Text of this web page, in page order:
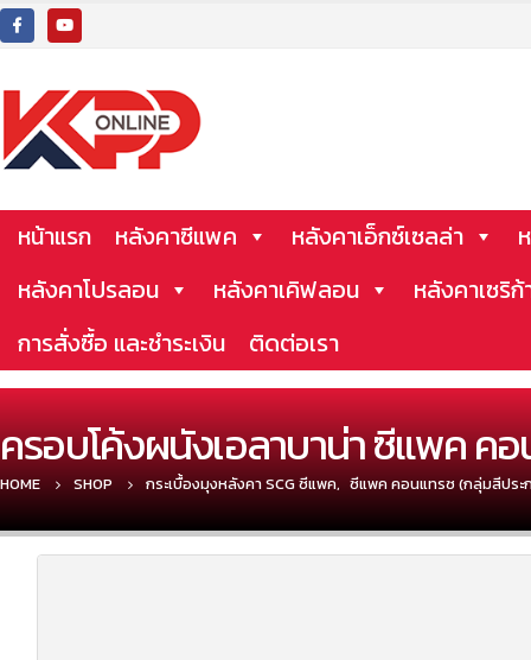
หน้าแรก หลังคาซีแพค หลังคาเอ็กซ์เซลล่า
หลังคาโปรลอน
หลังคาเคิฟลอน หลังคาเซริ
การสั่งซื้อ และชำระเงิน
ติดต่อเรา
ครอบโค้งผนังเอลาบาน่า ซีแพค คอ
HOME SHOP กระเบื้องมุงหลังคา SCG ซีแพค, ซีแพค คอนแทรซ (กลุ่มสีประ